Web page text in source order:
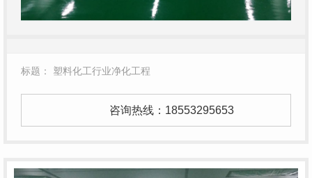
标题： 塑料化工行业净化工程
咨询热线： 18553295653